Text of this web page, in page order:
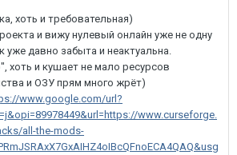
хоть и требовательная)
и вижу нулевый онлайн уже не одну
уже давно забыта и неактуальна.
хоть и кушает не мало ресурсов
и ОЗУ прям много жрёт)
www.google.com/url?
www.curseforge.
all-the-mods-